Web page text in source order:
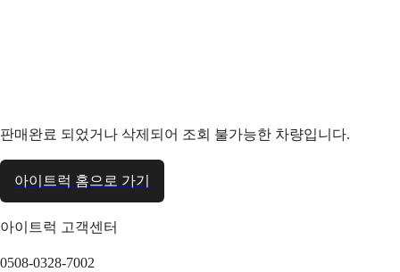
판매완료 되었거나 삭제되어 조회 불가능한 차량입니다.
아이트럭 홈으로 가기
아이트럭 고객센터
0508-0328-7002